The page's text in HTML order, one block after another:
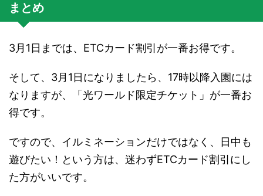
まとめ
3月1日までは、ETCカード割引が一番お得です。
そして、3月1日になりましたら、17時以降入園には
なりますが、「光ワールド限定チケット」が一番お
得です。
ですので、イルミネーションだけではなく、日中も
遊びたい！という方は、迷わずETCカード割引にし
た方がいいです。